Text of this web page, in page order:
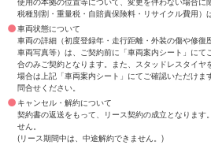
税種別割・重量税・自賠責保険料・リサイクル費用）
車両状態について
車両の詳細（初度登録年・走行距離・外装の傷や修復
車両写真等）は、ご契約前に「車両案内シート」にて
合のみご契約となります。また、スタッドレスタイヤ
場合は上記「車両案内シート」にてご確認いただけま
問合せください。
キャンセル・解約について
契約書の返送をもって、リース契約の成立となります
せん。
(リース期間中は、中途解約できません。)